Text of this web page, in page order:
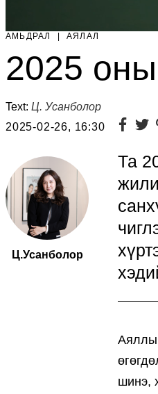
АМЬДРАЛ | АЯЛАЛ
2025
Text: Ц. Усанболор
2025-02-26, 16:30
Ц.Усанболор
Та
шинэ,